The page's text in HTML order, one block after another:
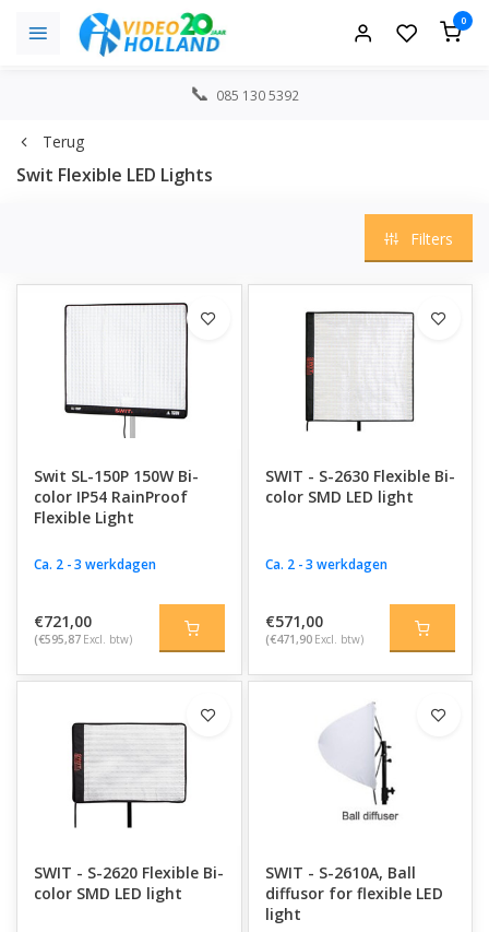
0
085 130 5392
Terug
Swit Flexible LED Lights
Filters
Swit SL-150P 150W Bi-
color IP54 RainProof
Flexible Light
Ca. 2 - 3 werkdagen
€721,00
(€595,87 Excl. btw)
SWIT - S-2630 Flexible Bi-
color SMD LED light
Ca. 2 - 3 werkdagen
€571,00
(€471,90 Excl. btw)
SWIT - S-2620 Flexible Bi-
color SMD LED light
SWIT - S-2610A, Ball
diffusor for flexible LED
light